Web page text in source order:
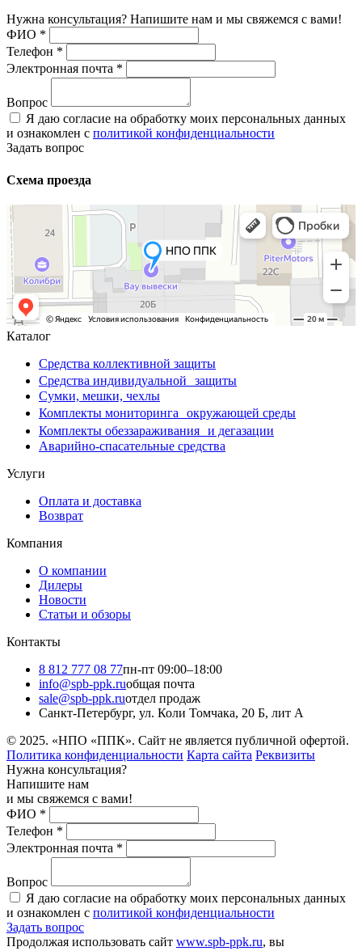
Нужна консультация? Напишите нам и мы свяжемся с вами!
ФИО *
Телефон *
Электронная почта *
Вопрос
Я даю согласие на обработку моих персональных данных
и ознакомлен с политикой конфиденциальности
Задать вопрос
Схема проезда
Каталог
Средства коллективной защиты
Средства индивидуальной защиты
Сумки, мешки, чехлы
Комплекты мониторинга окружающей среды
Комплекты обеззараживания и дегазации
Аварийно-спасательные средства
Услуги
Оплата и доставка
Возврат
Компания
О компании
Дилеры
Новости
Статьи и обзоры
Контакты
8 812 777 08 77пн-пт 09:00–18:00
info@spb-ppk.ruобщая почта
sale@spb-ppk.ruотдел продаж
Санкт-Петербург, ул. Коли Томчака, 20 Б, лит А
© 2025. «НПО «ППК». Сайт не является публичной офертой.
Политика конфиденциальности Карта сайта Реквизиты
Нужна консультация?
Напишите нам
и мы свяжемся с вами!
ФИО *
Телефон *
Электронная почта *
Вопрос
Я даю согласие на обработку моих персональных данных
и ознакомлен с политикой конфиденциальности
Задать вопрос
Продолжая использовать сайт www.spb-ppk.ru, вы